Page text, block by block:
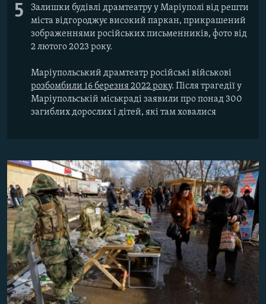
5
Залишки будівлі драмтеатру у Маріуполі від решти
міста відгороджує високий паркан, прикрашений
зображеннями російських письменників, фото від
2 лютого 2023 року.
Маріупольський драмтеатр російські військові
розбомбили 16 березня 2022 року. Після трагедії у
Маріупольській міськраді заявили про понад 300
загиблих дорослих і дітей, які там ховалися